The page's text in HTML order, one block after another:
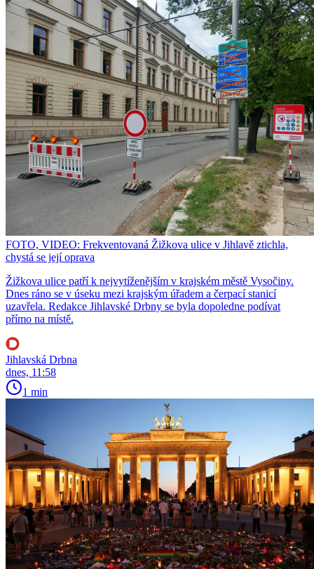
FOTO, VIDEO: Frekventovaná Žižkova ulice v Jihlavě ztichla,
chystá se její oprava
Žižkova ulice patří k nejvytíženějším v krajském městě Vysočiny.
Dnes ráno se v úseku mezi krajským úřadem a čerpací stanicí
uzavřela. Redakce Jihlavské Drbny se byla dopoledne podívat
přímo na místě.
Jihlavská Drbna
dnes, 11:58
1 min